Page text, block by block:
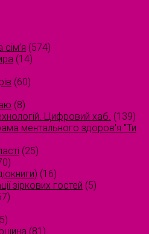
(574)
(14)
(60)
(8)
Цифровий хаб. (139)
ментального здоров'я "Ти
(25)
(16)
зіркових гостей (5)
(81)